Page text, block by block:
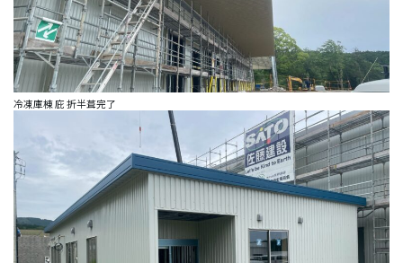
冷凍庫棟 庇 折半葺完了